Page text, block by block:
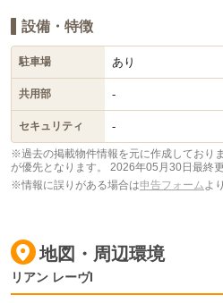
設備・特徴
駐車場 あり
共用部 -
セキュリティ -
※過去の掲載物件情報を元に作成しており
が優先となります。 2026年05月30日最終
※情報に誤りがある場合は申告フォーム よ
地図・周辺環境
リアン レーヴI